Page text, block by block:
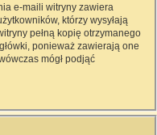
e-maili witryny zawiera
którzy wysyłają
pełną kopię otrzymanego
ponieważ zawierają one
mógł podjąć